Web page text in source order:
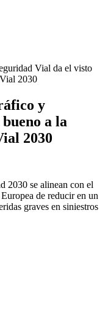
Vial da el visto
2030
y
a la
2030
2030 se alinean con el
de reducir en un
graves en siniestros